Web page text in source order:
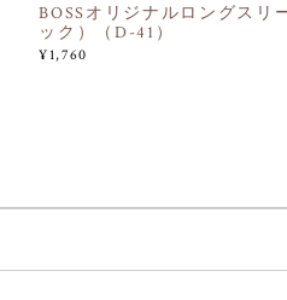
BOSSオリジナルロングスリ
ック）（D-41）
¥1,760